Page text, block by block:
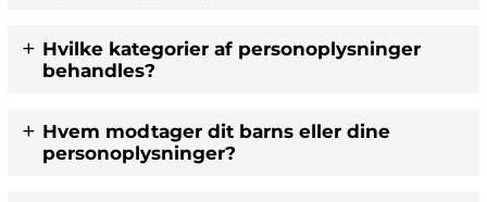
Hvilke kategorier af personoplysninger
behandles?
Hvem modtager dit barns eller dine
personoplysninger?